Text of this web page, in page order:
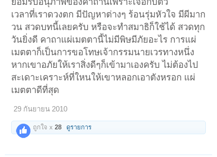
เวลาที่เราดวงตก มีปัญหาต่างๆ ร้อนรุ่มหัวใจ มีผีมาก
วน สวดบทนี้เลยครับ หรือจะทำสมาธิก็ใช้ได้ สวดทุก
วันยิ่งดี คาถาแผ่เมตตานี้ไม่มีพิษมีภัยอะไร การแผ่
เมตตาก็เป็นการขอโทษเจ้ากรรมนายเวรทางหนึ่ง
หากเขาอภัยให้เราสิ่งดีๆก็เข้ามาเองครับ ไม่ต้องไป
สะเดาะเคราะห์ที่ใหนให้เขาหลอกเอาตังหรอก แผ่
เมตตาดีที่สุด
29 กันยายน 2010
ถูกใจ x28 ดูรายการ